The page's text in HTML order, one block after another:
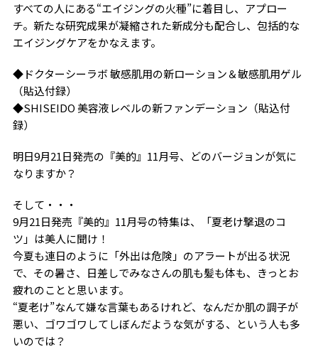
すべての人にある“エイジングの火種”に着目し、アプロー
チ。新たな研究成果が凝縮された新成分も配合し、包括的な
エイジングケアをかなえます。
◆ドクターシーラボ 敏感肌用の新ローション＆敏感肌用ゲル
（貼込付録）
◆SHISEIDO 美容液レベルの新ファンデーション（貼込付
録）
明日9月21日発売の『美的』11月号、どのバージョンが気に
なりますか？
そして・・・
9月21日発売『美的』11月号の特集は、「夏老け撃退のコ
ツ」は美人に聞け！
今夏も連日のように「外出は危険」のアラートが出る状況
で、その暑さ、日差しでみなさんの肌も髪も体も、きっとお
疲れのことと思います。
“夏老け”なんて嫌な言葉もあるけれど、なんだか肌の調子が
悪い、ゴワゴワしてしぼんだような気がする、という人も多
いのでは？